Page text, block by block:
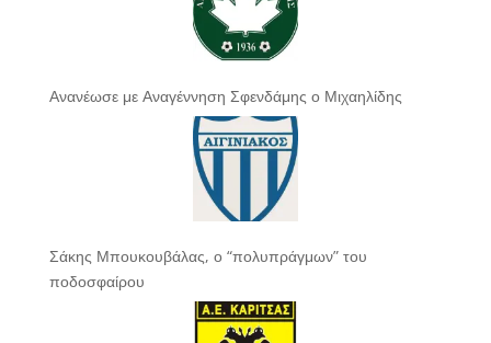
Ανανέωσε με Αναγέννηση Σφενδάμης ο Μιχαηλίδης
Σάκης Μπουκουβάλας, ο “πολυπράγμων” του
ποδοσφαίρου